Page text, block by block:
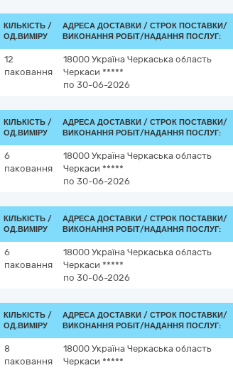
КІЛЬКІСТЬ /
ОД.ВИМІРУ
АДРЕСА ДОСТАВКИ / СТРОК ПОСТАВКИ/
ВИКОНАННЯ РОБІТ/НАДАННЯ ПОСЛУГ:
12
паковання
18000 Україна Черкаська область
Черкаси *****
по 30-06-2026
КІЛЬКІСТЬ /
ОД.ВИМІРУ
АДРЕСА ДОСТАВКИ / СТРОК ПОСТАВКИ/
ВИКОНАННЯ РОБІТ/НАДАННЯ ПОСЛУГ:
6
паковання
18000 Україна Черкаська область
Черкаси *****
по 30-06-2026
КІЛЬКІСТЬ /
ОД.ВИМІРУ
АДРЕСА ДОСТАВКИ / СТРОК ПОСТАВКИ/
ВИКОНАННЯ РОБІТ/НАДАННЯ ПОСЛУГ:
6
паковання
18000 Україна Черкаська область
Черкаси *****
по 30-06-2026
КІЛЬКІСТЬ /
ОД.ВИМІРУ
АДРЕСА ДОСТАВКИ / СТРОК ПОСТАВКИ/
ВИКОНАННЯ РОБІТ/НАДАННЯ ПОСЛУГ:
8
паковання
18000 Україна Черкаська область
Черкаси *****